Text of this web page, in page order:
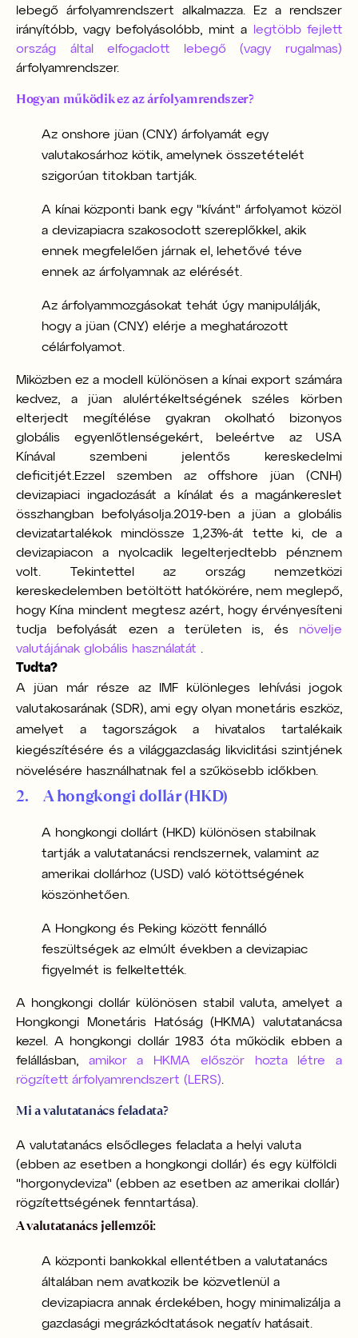
lebegő árfolyamrendszert alkalmazza. Ez a rendszer
irányítóbb, vagy befolyásolóbb, mint a
legtöbb fejlett
ország által elfogadott lebegő (vagy rugalmas)
árfolyamrendszer.
Hogyan működik ez az árfolyamrendszer?
Az onshore jüan (CNY) árfolyamát egy
valutakosárhoz kötik, amelynek összetételét
szigorúan titokban tartják.
A kínai központi bank egy "kívánt" árfolyamot közöl
a devizapiacra szakosodott szereplőkkel, akik
ennek megfelelően járnak el, lehetővé téve
ennek az árfolyamnak az elérését.
Az árfolyammozgásokat tehát úgy manipulálják,
hogy a jüan (CNY) elérje a meghatározott
célárfolyamot.
Miközben ez a modell különösen a kínai export számára
kedvez, a jüan alulértékeltségének széles körben
elterjedt megítélése gyakran okolható bizonyos
globális egyenlőtlenségekért, beleértve az USA
Kínával szembeni jelentős kereskedelmi
deficitjét. Ezzel szemben az offshore jüan (CNH)
devizapiaci ingadozását a kínálat és a magánkereslet
összhangban befolyásolja. 2019-ben a jüan a globális
devizatartalékok mindössze 1,23%-át tette ki, de a
devizapiacon a nyolcadik legelterjedtebb pénznem
volt. Tekintettel az ország nemzetközi
kereskedelemben betöltött hatókörére, nem meglepő,
hogy Kína mindent megtesz azért, hogy érvényesíteni
tudja befolyását ezen a területen is, és növelje
valutájának globális használatát
Tudta?
A jüan már része az IMF különleges lehívási jogok
valutakosarának (SDR), ami egy olyan monetáris eszköz,
amelyet a tagországok a hivatalos tartalékaik
kiegészítésére és a világgazdaság likviditási szintjének
növelésére használhatnak fel a szűkösebb időkben.
2. A hongkongi dollár (HKD)
A hongkongi dollárt (HKD) különösen stabilnak
tartják a valutatanácsi rendszernek, valamint az
amerikai dollárhoz (USD) való kötöttségének
köszönhetően.
A Hongkong és Peking között fennálló
feszültségek az elmúlt években a devizapiac
figyelmét is felkeltették.
A hongkongi dollár különösen stabil valuta, amelyet a
Hongkongi Monetáris Hatóság (HKMA) valutatanácsa
kezel. A hongkongi dollár 1983 óta működik ebben a
felállásban, amikor a HKMA először hozta létre a
rögzített árfolyamrendszert (LERS)
Mi a valutatanács feladata?
A valutatanács elsődleges feladata a helyi valuta
(ebben az esetben a hongkongi dollár) és egy külföldi
"horgonydeviza" (ebben az esetben az amerikai dollár)
rögzítettségének fenntartása).
A valutatanács jellemzői:
A központi bankokkal ellentétben a valutatanács
általában nem avatkozik be közvetlenül a
devizapiacra annak érdekében, hogy minimalizálja a
gazdasági megrázkódtatások negatív hatásait.